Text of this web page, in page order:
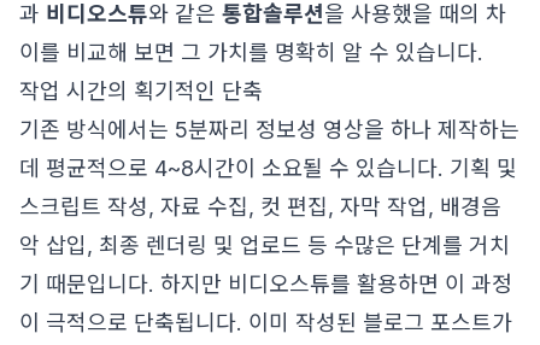
과 비디오스튜와 같은 통합솔루션을 사용했을 때의 차
이를 비교해 보면 그 가치를 명확히 알 수 있습니다.
작업 시간의 획기적인 단축
기존 방식에서는 5분짜리 정보성 영상을 하나 제작하는
데 평균적으로 4~8시간이 소요될 수 있습니다. 기획 및
스크립트 작성, 자료 수집, 컷 편집, 자막 작업, 배경음
악 삽입, 최종 렌더링 및 업로드 등 수많은 단계를 거치
기 때문입니다. 하지만 비디오스튜를 활용하면 이 과정
이 극적으로 단축됩니다. 이미 작성된 블로그 포스트가